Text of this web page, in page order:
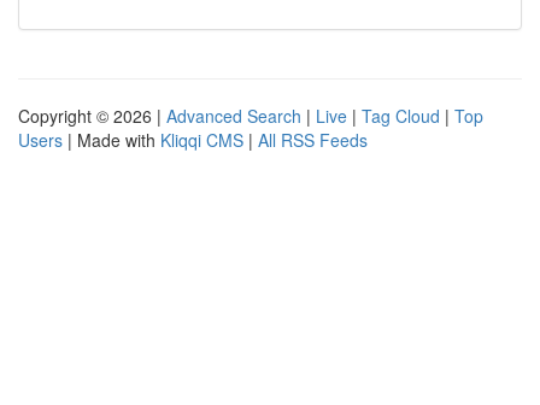
Copyright © 2026 | Advanced Search | Live | Tag Cloud | Top
Users | Made with Kliqqi CMS | All RSS Feeds